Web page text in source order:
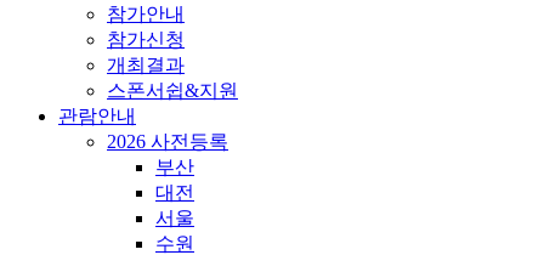
참가안내
참가신청
개최결과
스폰서쉽&지원
관람안내
2026 사전등록
부산
대전
서울
수원